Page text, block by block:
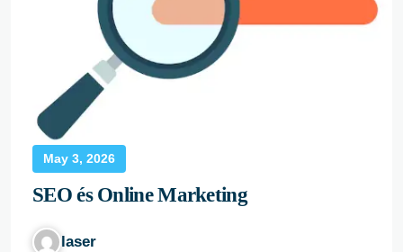
May 3, 2026
SEO és Online Marketing
laser